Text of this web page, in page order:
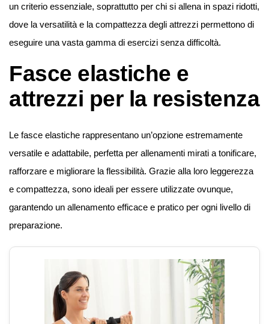
un criterio essenziale, soprattutto per chi si allena in spazi ridotti,
dove la versatilità e la compattezza degli attrezzi permettono di
eseguire una vasta gamma di esercizi senza difficoltà.
Fasce elastiche e
attrezzi per la resistenza
Le fasce elastiche rappresentano un’opzione estremamente
versatile e adattabile, perfetta per allenamenti mirati a tonificare,
rafforzare e migliorare la flessibilità. Grazie alla loro leggerezza
e compattezza, sono ideali per essere utilizzate ovunque,
garantendo un allenamento efficace e pratico per ogni livello di
preparazione.